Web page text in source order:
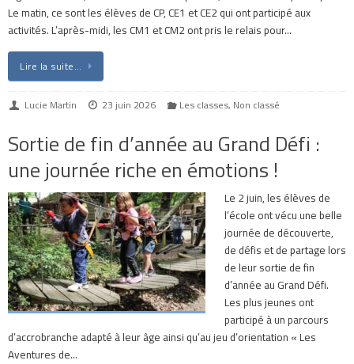
Le matin, ce sont les élèves de CP, CE1 et CE2 qui ont participé aux
activités. L’après-midi, les CM1 et CM2 ont pris le relais pour…
Lire la suite…
Lucie Martin 23 juin 2026 Les classes, Non classé
Sortie de fin d’année au Grand Défi :
une journée riche en émotions !
Le 2 juin, les élèves de
l’école ont vécu une belle
journée de découverte,
de défis et de partage lors
de leur sortie de fin
d’année au Grand Défi.
Les plus jeunes ont
participé à un parcours
d’accrobranche adapté à leur âge ainsi qu’au jeu d’orientation « Les
Aventures de…